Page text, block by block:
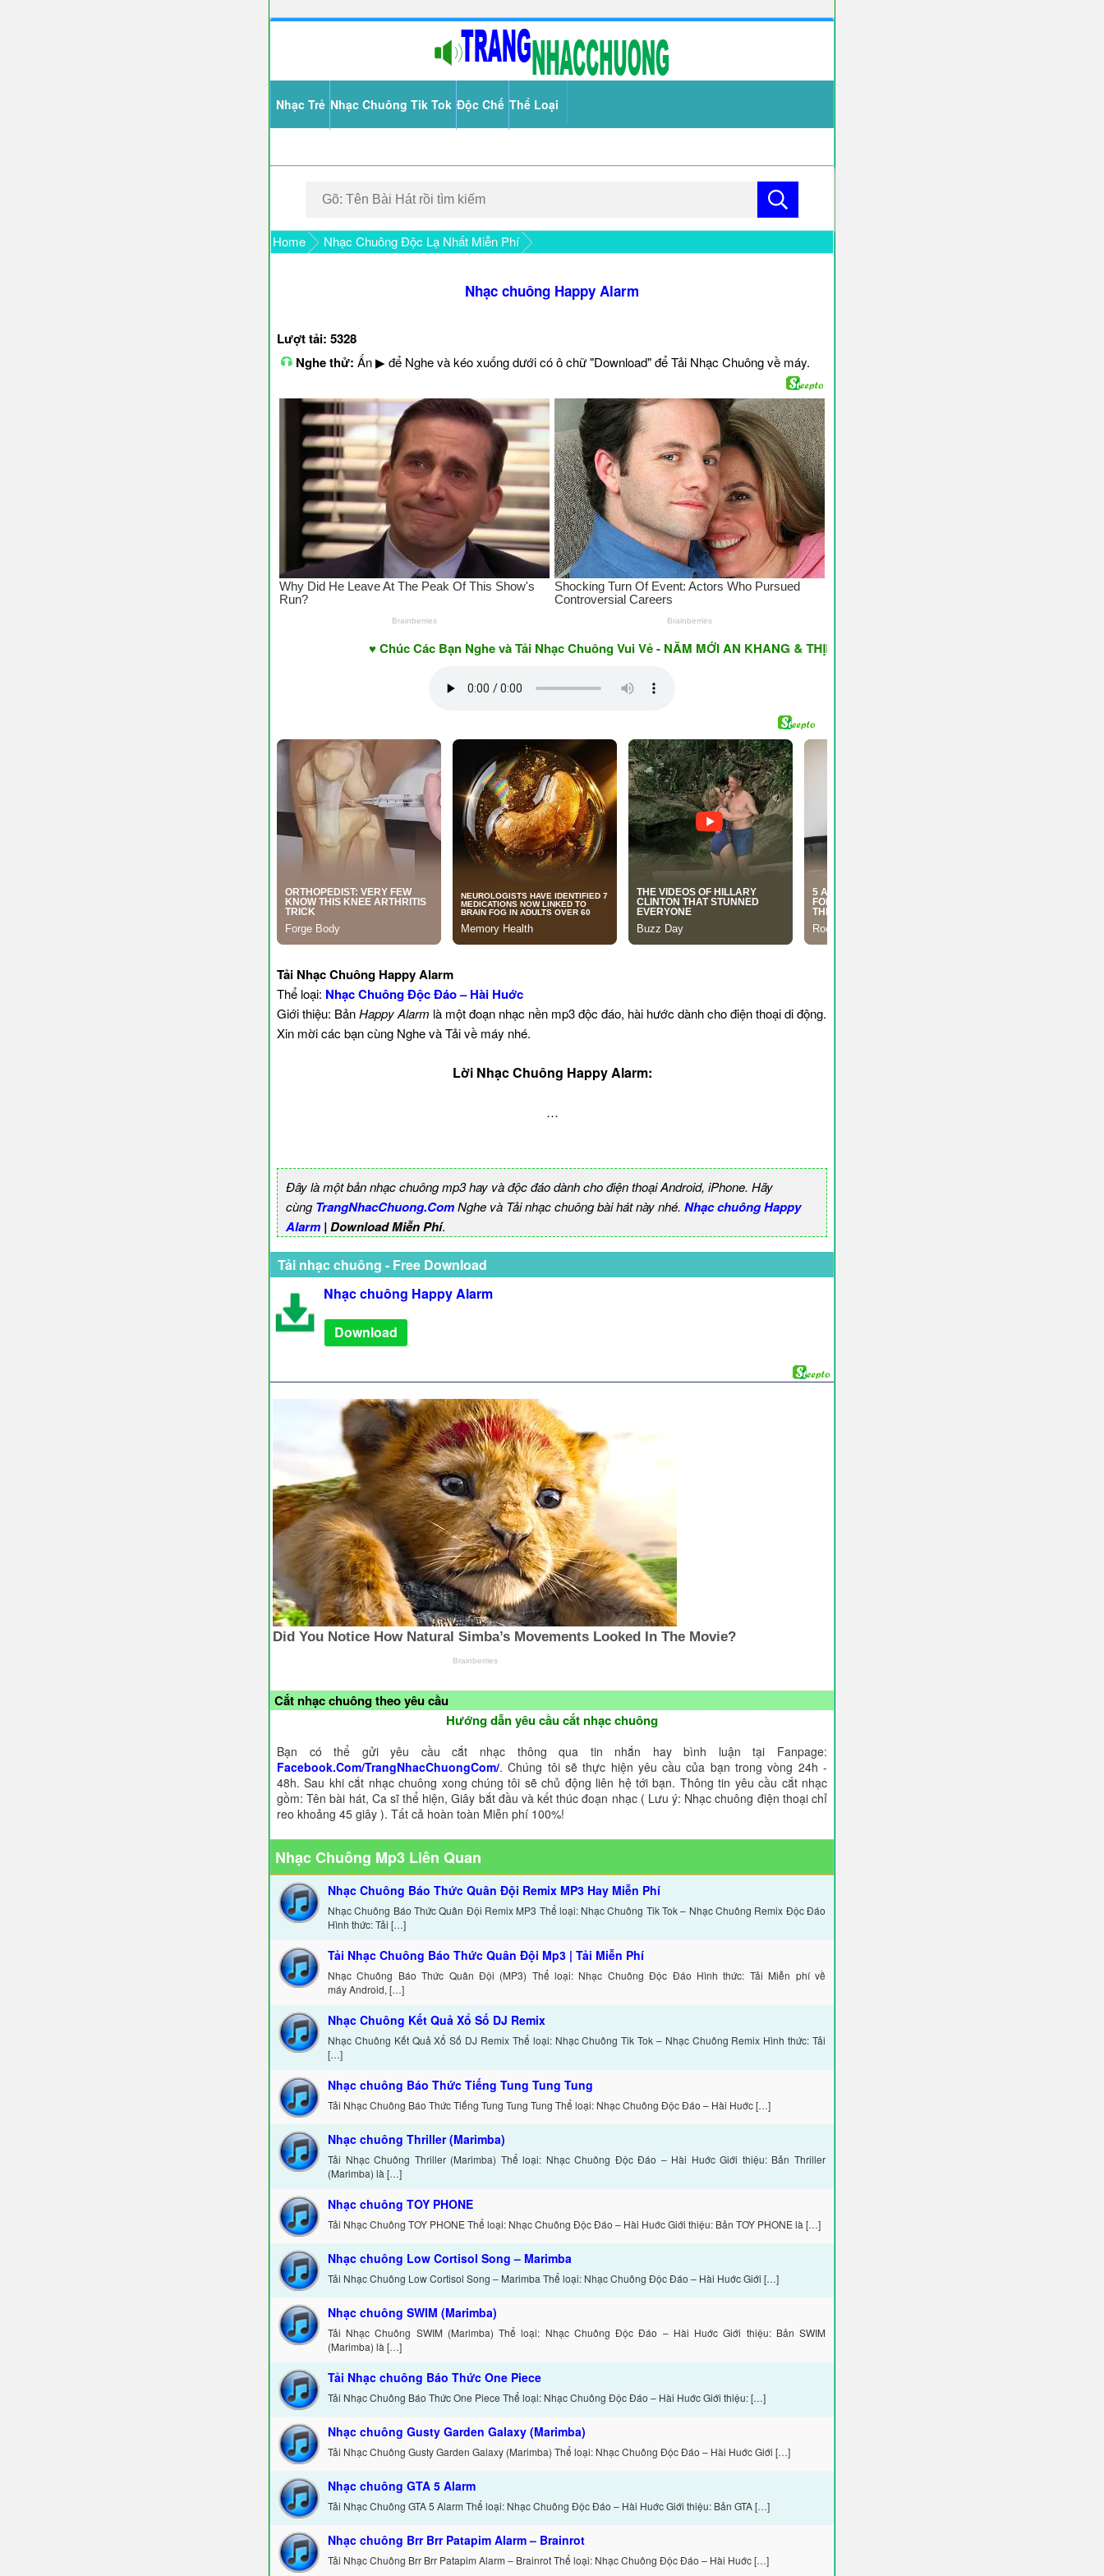
Nhạc Trẻ Nhạc Chuông Tik Tok Độc Chế Thể Loại
Home Nhạc Chuông Độc Lạ Nhất Miễn Phí
Nhạc chuông Happy Alarm
Lượt tải: 5328
Nghe thử: Ấn ▶ để Nghe và kéo xuống dưới có ô chữ "Download" để Tải Nhạc Chuông về máy.
♥ Chúc Các Bạn Nghe và Tải Nhạc Chuông Vui Vẻ - NĂM MỚI AN KHANG & THỊNH VƯỢNG ♥ Have A Nice Day ♥
Tải Nhạc Chuông Happy Alarm
Thể loại: Nhạc Chuông Độc Đáo – Hài Huớc
Giới thiệu: BảnHappy Alarm là một đoạn nhạc nền mp3 độc đáo, hài hước dành cho điện thoại di động.
Xin mời các bạn cùng Nghe và Tải về máy nhé.
Lời Nhạc Chuông Happy Alarm:
…
Đây là một bản nhạc chuông mp3 hay và độc đáo dành cho điện thoại Android, iPhone. Hãy
cùngTrangNhacChuong.ComNghe và Tải nhạc chuông bài hát này nhé. Nhạc chuông Happy
Alarm | Download Miễn Phí.
Tải nhạc chuông - Free Download
Nhạc chuông Happy Alarm
Download
Cắt nhạc chuông theo yêu cầu
Hướng dẫn yêu cầu cắt nhạc chuông
Bạn có thể gửi yêu cầu cắt nhạc thông qua tin nhắn hay bình luận tại Fanpage:
Facebook.Com/TrangNhacChuongCom/. Chúng tôi sẽ thực hiện yêu cầu của bạn trong vòng 24h -
48h. Sau khi cắt nhạc chuông xong chúng tôi sẽ chủ động liên hệ tới bạn. Thông tin yêu cầu cắt nhạc
gồm: Tên bài hát, Ca sĩ thể hiện, Giây bắt đầu và kết thúc đoạn nhạc ( Lưu ý: Nhạc chuông điện thoại chỉ
reo khoảng 45 giây ). Tất cả hoàn toàn Miễn phí 100%!
Nhạc Chuông Mp3 Liên Quan
Nhạc Chuông Báo Thức Quân Đội Remix MP3 Hay Miễn Phí
Nhạc Chuông Báo Thức Quân Đội Remix MP3 Thể loại: Nhạc Chuông Tik Tok – Nhạc Chuông Remix Độc Đáo
Hình thức: Tải […]
Tải Nhạc Chuông Báo Thức Quân Đội Mp3 | Tải Miễn Phí
Nhạc Chuông Báo Thức Quân Đội (MP3) Thể loại: Nhạc Chuông Độc Đáo Hình thức: Tải Miễn phí về
máy Android, […]
Nhạc Chuông Kết Quả Xổ Số DJ Remix
Nhạc Chuông Kết Quả Xổ Số DJ Remix Thể loại: Nhạc Chuông Tik Tok – Nhạc Chuông Remix Hình thức: Tải
[…]
Nhạc chuông Báo Thức Tiếng Tung Tung Tung
Tải Nhạc Chuông Báo Thức Tiếng Tung Tung Tung Thể loại: Nhạc Chuông Độc Đáo – Hài Huớc […]
Nhạc chuông Thriller (Marimba)
Tải Nhạc Chuông Thriller (Marimba) Thể loại: Nhạc Chuông Độc Đáo – Hài Huớc Giới thiệu: Bản Thriller
(Marimba) là […]
Nhạc chuông TOY PHONE
Tải Nhạc Chuông TOY PHONE Thể loại: Nhạc Chuông Độc Đáo – Hài Huớc Giới thiệu: Bản TOY PHONE là […]
Nhạc chuông Low Cortisol Song – Marimba
Tải Nhạc Chuông Low Cortisol Song – Marimba Thể loại: Nhạc Chuông Độc Đáo – Hài Huớc Giới […]
Nhạc chuông SWIM (Marimba)
Tải Nhạc Chuông SWIM (Marimba) Thể loại: Nhạc Chuông Độc Đáo – Hài Huớc Giới thiệu: Bản SWIM
(Marimba) là […]
Tải Nhạc chuông Báo Thức One Piece
Tải Nhạc Chuông Báo Thức One Piece Thể loại: Nhạc Chuông Độc Đáo – Hài Huớc Giới thiệu: […]
Nhạc chuông Gusty Garden Galaxy (Marimba)
Tải Nhạc Chuông Gusty Garden Galaxy (Marimba) Thể loại: Nhạc Chuông Độc Đáo – Hài Huớc Giới […]
Nhạc chuông GTA 5 Alarm
Tải Nhạc Chuông GTA 5 Alarm Thể loại: Nhạc Chuông Độc Đáo – Hài Huớc Giới thiệu: Bản GTA […]
Nhạc chuông Brr Brr Patapim Alarm – Brainrot
Tải Nhạc Chuông Brr Brr Patapim Alarm – Brainrot Thể loại: Nhạc Chuông Độc Đáo – Hài Huớc […]